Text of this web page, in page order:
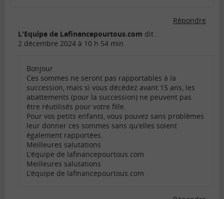
Répondre
L'Equipe de Lafinancepourtous.com dit :
2 décembre 2024 à 10 h 54 min
Bonjour
Ces sommes ne seront pas rapportables à la
succession, mais si vous décédez avant 15 ans, les
abattements (pour la succession) ne peuvent pas
être réutilisés pour votre fille.
Pour vos petits enfants, vous pouvez sans problèmes
leur donner ces sommes sans qu’elles soient
également rapportées.
Meilleures salutations
L’équipe de lafinancepourtous.com
Meilleures salutations
L’équipe de lafinancepourtous.com